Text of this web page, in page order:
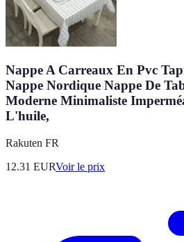
Nappe A Carreaux En Pvc
Nappe Nordique Nappe De
Moderne Minimaliste
L'huile,
Rakuten FR
12.31 EURVoir le prix